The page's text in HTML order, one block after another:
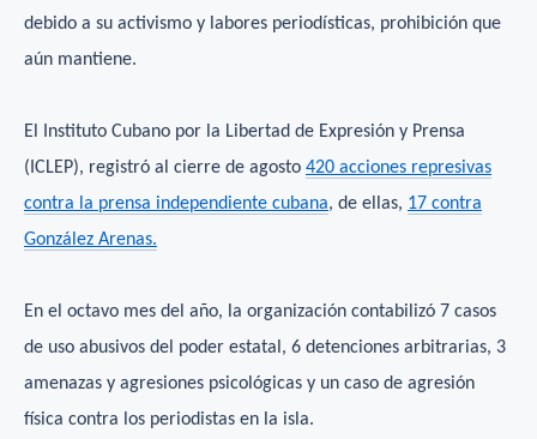
debido a su activismo y labores periodísticas, prohibición que
aún mantiene.
El Instituto Cubano por la Libertad de Expresión y Prensa
(ICLEP), registró al cierre de agosto 420 acciones represivas
contra la prensa independiente cubana, de ellas, 17 contra
González Arenas.
En el octavo mes del año, la organización contabilizó 7 casos
de uso abusivos del poder estatal, 6 detenciones arbitrarias, 3
amenazas y agresiones psicológicas y un caso de agresión
física contra los periodistas en la isla.